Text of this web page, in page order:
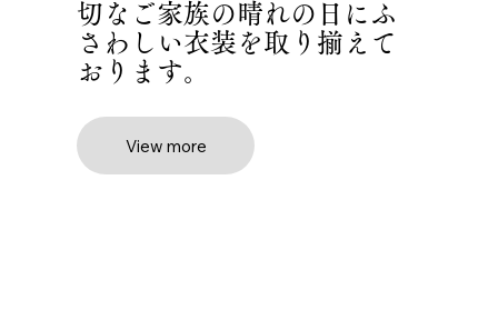
切なご家族の晴れの日にふ
さわしい衣装を取り揃えて
おります。
View more